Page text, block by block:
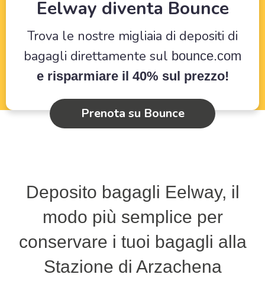
Eelway diventa Bounce
Trova le nostre migliaia di depositi di
bagagli direttamente sul bounce.com
e risparmiare il 40% sul prezzo!
Prenota su Bounce
Deposito bagagli Eelway, il
modo più semplice per
conservare i tuoi bagagli alla
Stazione di Arzachena